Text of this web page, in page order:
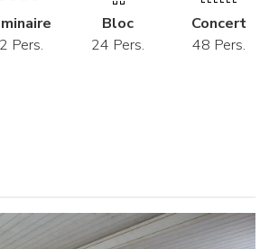
Pers.
Bloc
24 Pers.
Concert
48 Pers.